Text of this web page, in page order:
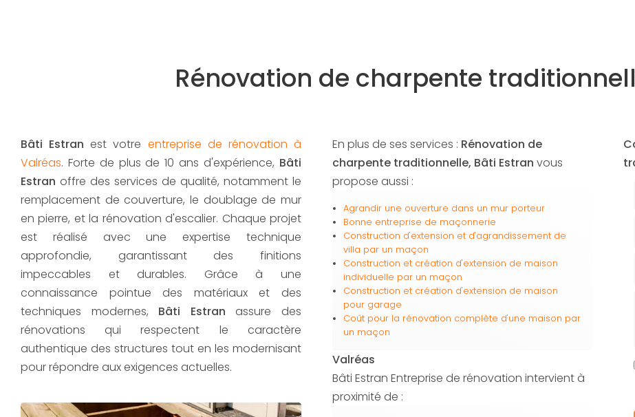
Rénovation de charpente
Bâti Estran est votre entreprise de rénovation à
Valréas. Forte de plus de 10 ans d'expérience, Bâti
Estran offre des services de qualité, notamment le
remplacement de couverture, le doublage de mur
en pierre, et la rénovation d'escalier. Chaque projet
est réalisé avec une expertise technique
approfondie, garantissant des finitions
impeccables et durables. Grâce à une
connaissance pointue des matériaux et des
techniques modernes, Bâti Estran assure des
rénovations qui respectent le caractère
authentique des structures tout en les modernisant
pour répondre aux exigences actuelles.
En plus de ses services : Rénovation de
charpente traditionnelle, Bâti Estran vous
propose aussi :
Agrandir une ouverture dans un mur porteur
Bonne entreprise de maçonnerie
Construction d'extension et d'agrandissement de
villa par un maçon
Construction et création d'extension de maison
individuelle par un maçon
Construction et création d'extension de maison
pour garage
Coût pour la rénovation complète d'une maison par
un maçon
Valréas
Bâti Estran Entreprise de rénovation intervient à
proximité de :